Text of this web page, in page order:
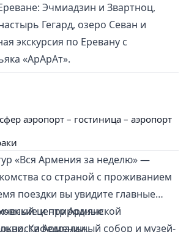
Эчмиадзин и Звартноц,
Гегард, озеро Севан и
экскурсия по Еревану с
«АрАрАт».
аэропорт – гостиница – аэропорт
«Вся Армения за неделю» —
со страной с проживанием
поездки вы увидите главные
и природные
Армении.
центр Армянской
Кафедральный собор и музей-